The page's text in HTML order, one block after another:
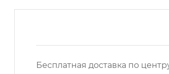
Бесплатная доставка по